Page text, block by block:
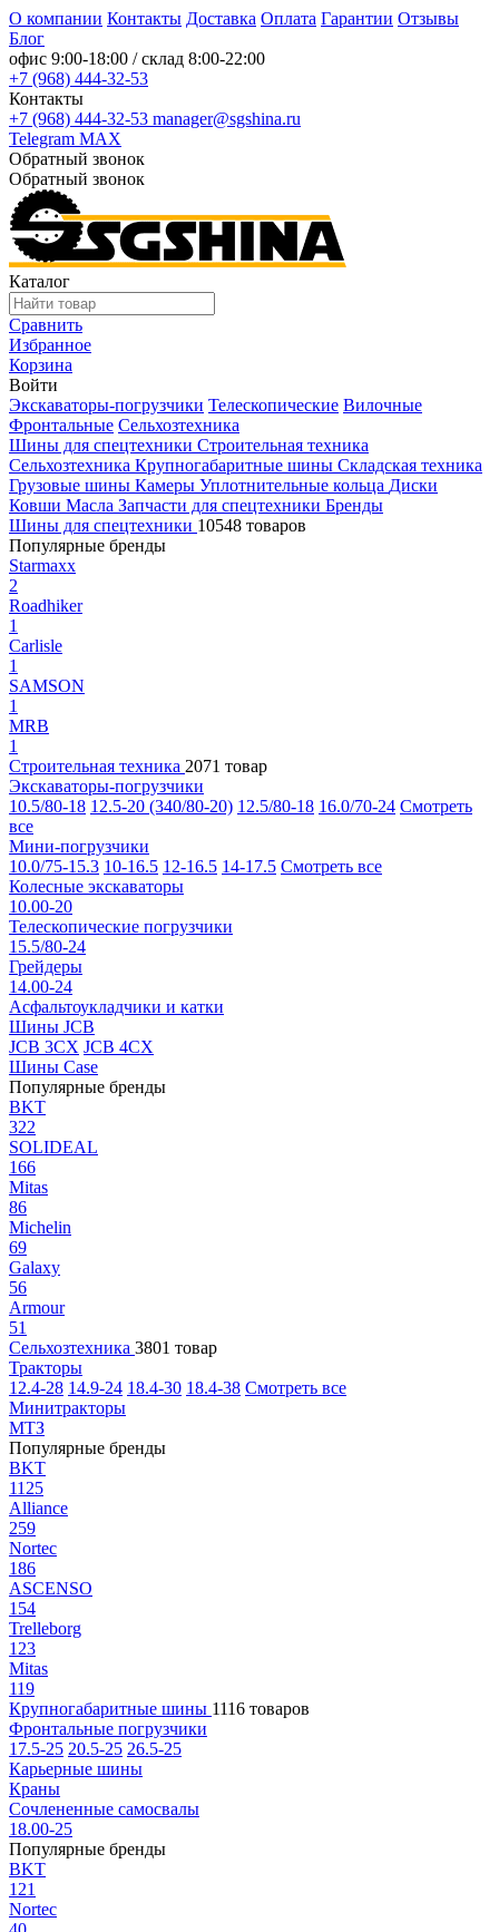
О компании Контакты Доставка Оплата Гарантии Отзывы
Блог
офис 9:00-18:00 / склад 8:00-22:00
+7 (968) 444-32-53
Контакты
+7 (968) 444-32-53 manager@sgshina.ru
Telegram MAX
Обратный звонок
Обратный звонок
Каталог
Сравнить
Избранное
Корзина
Войти
Экскаваторы-погрузчики Телескопические Вилочные
Фронтальные Сельхозтехника
Шины для спецтехники Строительная техника
Сельхозтехника Крупногабаритные шины Складская техника
Грузовые шины Камеры Уплотнительные кольца Диски
Ковши Масла Запчасти для спецтехники Бренды
Шины для спецтехники 10548 товаров
Популярные бренды
Starmaxx
2
Roadhiker
1
Carlisle
1
SAMSON
1
MRB
1
Строительная техника 2071 товар
Экскаваторы-погрузчики
10.5/80-18 12.5-20 (340/80-20) 12.5/80-18 16.0/70-24 Смотреть
все
Мини-погрузчики
10.0/75-15.3 10-16.5 12-16.5 14-17.5 Смотреть все
Колесные экскаваторы
10.00-20
Телескопические погрузчики
15.5/80-24
Грейдеры
14.00-24
Асфальтоукладчики и катки
Шины JCB
JCB 3CX JCB 4CX
Шины Case
Популярные бренды
BKT
322
SOLIDEAL
166
Mitas
86
Michelin
69
Galaxy
56
Armour
51
Сельхозтехника 3801 товар
Тракторы
12.4-28 14.9-24 18.4-30 18.4-38 Смотреть все
Минитракторы
МТЗ
Популярные бренды
BKT
1125
Alliance
259
Nortec
186
ASCENSO
154
Trelleborg
123
Mitas
119
Крупногабаритные шины 1116 товаров
Фронтальные погрузчики
17.5-25 20.5-25 26.5-25
Карьерные шины
Краны
Сочлененные самосвалы
18.00-25
Популярные бренды
BKT
121
Nortec